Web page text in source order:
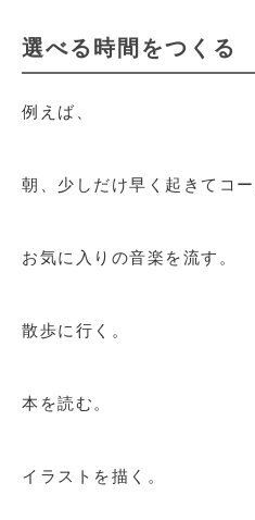
選べる時間をつくる
例えば、
朝、少しだけ早く起きてコー
お気に入りの音楽を流す。
散歩に行く。
本を読む。
イラストを描く。